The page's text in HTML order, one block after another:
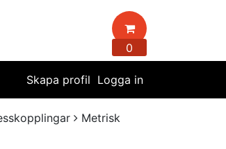
0
Logga in
Skapa profil
Metrisk